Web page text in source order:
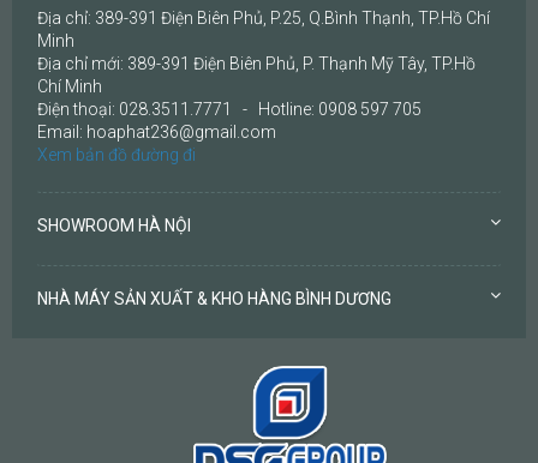
Địa chỉ: 389-391 Điện Biên Phủ, P.25, Q.Bình Thạnh, TP.Hồ Chí
Minh
Địa chỉ mới: 389-391 Điện Biên Phủ, P. Thạnh Mỹ Tây, TP.Hồ
Chí Minh
Điện thoại: 028.3511.7771 - Hotline: 0908 597 705
Email: hoaphat236@gmail.com
Xem bản đồ đường đi
SHOWROOM HÀ NỘI
NHÀ MÁY SẢN XUẤT & KHO HÀNG BÌNH DƯƠNG